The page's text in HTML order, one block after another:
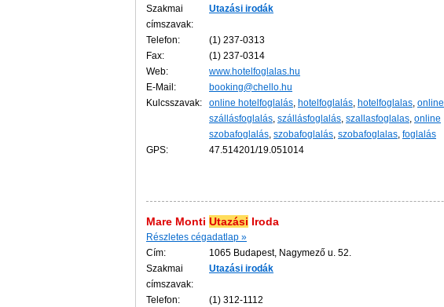
Szakmai
címszavak:
Utazási irodák
Telefon:
(1) 237-0313
Fax:
(1) 237-0314
Web:
www.hotelfoglalas.hu
E-Mail:
booking@chello.hu
Kulcsszavak:
online hotelfoglalás, hotelfoglalás, hotelfoglalas, online
szállásfoglalás, szállásfoglalás, szallasfoglalas, online
szobafoglalás, szobafoglalás, szobafoglalas, foglalás
GPS:
47.514201/19.051014
Mare Monti Utazási Iroda
Részletes cégadatlap »
Cím:
1065 Budapest, Nagymező u. 52.
Szakmai
címszavak:
Utazási irodák
Telefon:
(1) 312-1112